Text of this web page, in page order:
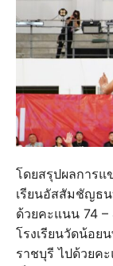
โดยสรุปผลการแ
เรียนอัสสัมชัญธน
ด้วยคะแนน 74
โรงเรียนวัดน้อย
ราชบุรี ไปด้วยค